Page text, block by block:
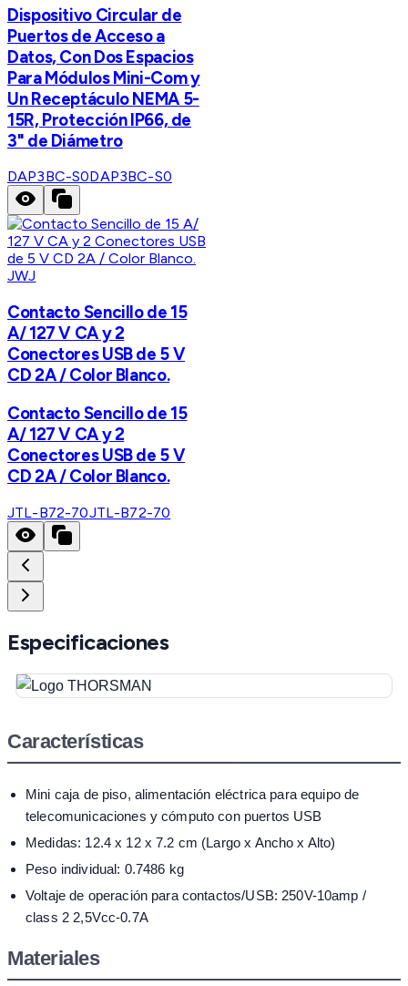
Dispositivo Circular de
Puertos de Acceso a
Datos, Con Dos Espacios
Para Módulos Mini-Com y
Un Receptáculo NEMA 5-
15R, Protección IP66, de
3" de Diámetro
DAP3BC-S0DAP3BC-S0
JWJ
Contacto Sencillo de 15
A/ 127 V CA y 2
Conectores USB de 5 V
CD 2A / Color Blanco.
Contacto Sencillo de 15
A/ 127 V CA y 2
Conectores USB de 5 V
CD 2A / Color Blanco.
JTL-B72-70JTL-B72-70
Especificaciones
Características
Mini caja de piso, alimentación eléctrica para equipo de
telecomunicaciones y cómputo con puertos USB
Medidas: 12.4 x 12 x 7.2 cm (Largo x Ancho x Alto)
Peso individual: 0.7486 kg
Voltaje de operación para contactos/USB: 250V-10amp /
class 2 2,5Vcc-0.7A
Materiales